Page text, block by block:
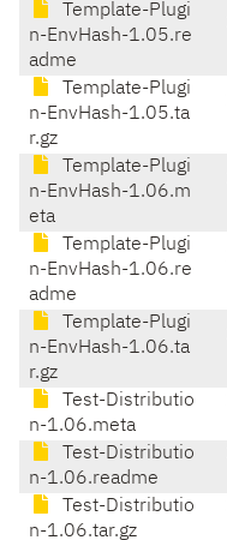
Template-Plugi
n-EnvHash-1.05.re
adme
Template-Plugi
n-EnvHash-1.05.ta
r.gz
Template-Plugi
n-EnvHash-1.06.m
eta
Template-Plugi
n-EnvHash-1.06.re
adme
Template-Plugi
n-EnvHash-1.06.ta
r.gz
Test-Distributio
n-1.06.meta
Test-Distributio
n-1.06.readme
Test-Distributio
n-1.06.tar.gz